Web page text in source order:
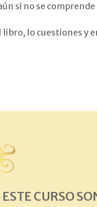
si no se
lo cuestiones y
CURSO